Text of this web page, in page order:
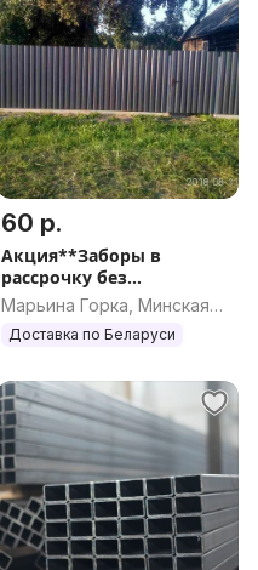
60 р.
Акция**Заборы в
рассрочку без
банка**Зимние скидки
Марьина Горка, Минская
обл.
Доставка по Беларуси